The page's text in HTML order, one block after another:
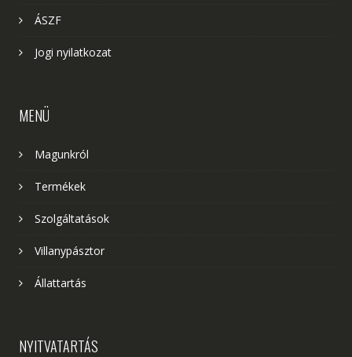
ÁSZF
Jogi nyilatkozat
MENÜ
Magunkról
Termékek
Szolgáltatások
Villanypásztor
Állattartás
NYITVATARTÁS